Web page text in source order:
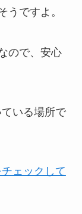
うですよ。
ので、安心
いる場所で
ェックして